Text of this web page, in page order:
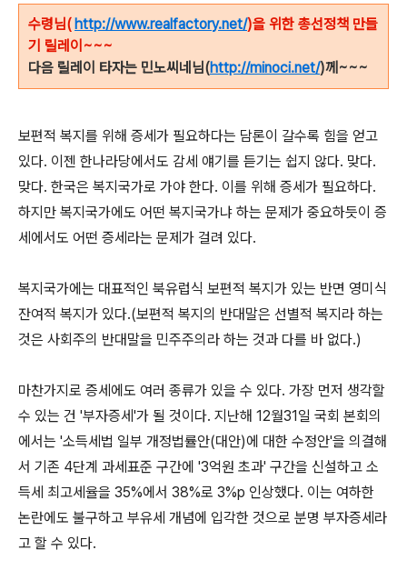
수령님(http://www.realfactory.net/)을 위한 총선정책 만들
기 릴레이~~~
다음 릴레이 타자는 민노씨네님(http://minoci.net/)께~~~
보편적 복지를 위해 증세가 필요하다는 담론이 갈수록 힘을 얻고
있다. 이젠 한나라당에서도 감세 얘기를 듣기는 쉽지 않다. 맞다.
맞다. 한국은 복지국가로 가야 한다. 이를 위해 증세가 필요하다.
하지만 복지국가에도 어떤 복지국가냐 하는 문제가 중요하듯이 증
세에서도 어떤 증세라는 문제가 걸려 있다.
복지국가에는 대표적인 북유럽식 보편적 복지가 있는 반면 영미식
잔여적 복지가 있다.(보편적 복지의 반대말은 선별적 복지라 하는
것은 사회주의 반대말을 민주주의라 하는 것과 다를 바 없다.)
마찬가지로 증세에도 여러 종류가 있을 수 있다. 가장 먼저 생각할
수 있는 건 '부자증세'가 될 것이다. 지난해 12월31일 국회 본회의
에서는 '소득세법 일부 개정법률안(대안)에 대한 수정안'을 의결해
서 기존 4단계 과세표준 구간에 '3억원 초과' 구간을 신설하고 소
득세 최고세율을 35%에서 38%로 3%p 인상했다. 이는 여하한
논란에도 불구하고 부유세 개념에 입각한 것으로 분명 부자증세라
고 할 수 있다.